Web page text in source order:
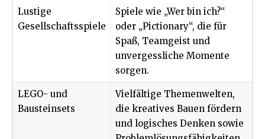
Lustige
Gesellschaftsspiele
Spiele wie „Wer bin ich?“
oder „Pictionary“, die für
Spaß, Teamgeist und
unvergessliche Momente
sorgen.
LEGO- und
Bausteinsets
Vielfältige Themenwelten,
die kreatives Bauen fördern
und logisches Denken sowie